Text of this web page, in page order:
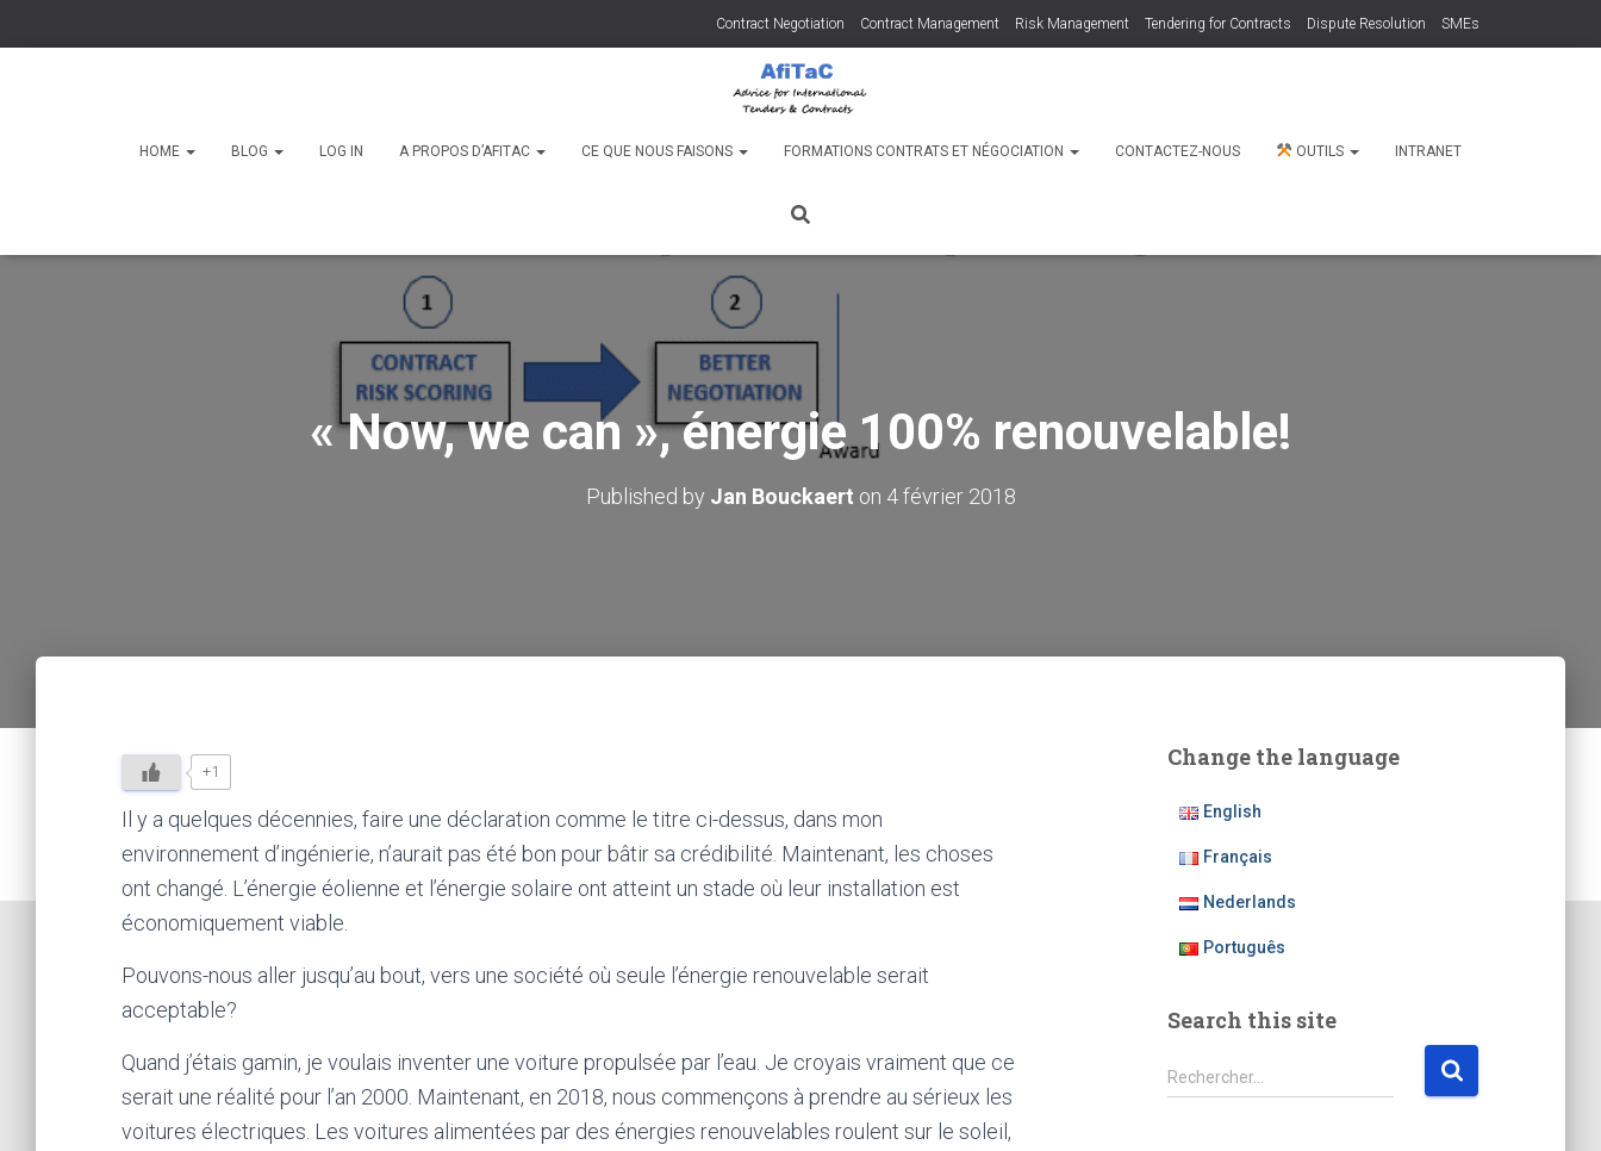
Contract Negotiation Contract Management Risk Management Tendering for Contracts Dispute Resolution SMEs
HOME BLOG LOG IN A PROPOS D’AFITAC CE QUE NOUS FAISONS FORMATIONS CONTRATS ET NÉGOCIATION CONTACTEZ-NOUS OUTILS INTRANET
« Now, we can », énergie 100% renouvelable!
Published by Jan Bouckaert on 4 février 2018
+1
Il y a quelques décennies, faire une déclaration comme le titre ci-dessus, dans mon
environnement d’ingénierie, n’aurait pas été bon pour bâtir sa crédibilité. Maintenant, les choses
ont changé. L’énergie éolienne et l’énergie solaire ont atteint un stade où leur installation est
économiquement viable.
Pouvons-nous aller jusqu’au bout, vers une société où seule l’énergie renouvelable serait
acceptable?
Quand j’étais gamin, je voulais inventer une voiture propulsée par l’eau. Je croyais vraiment que ce
serait une réalité pour l’an 2000. Maintenant, en 2018, nous commençons à prendre au sérieux les
voitures électriques. Les voitures alimentées par des énergies renouvelables roulent sur le soleil,
Change the language
English
Français
Nederlands
Português
Search this site
R
e
Rechercher…